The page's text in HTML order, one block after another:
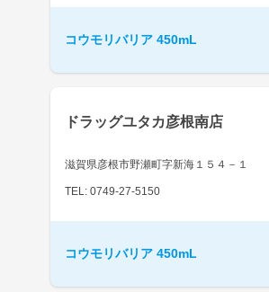
コウモリバリア 450mL
ドラッグユタカ彦根南店
滋賀県彦根市野瀬町字新海１５４－１
TEL: 0749-27-5150
コウモリバリア 450mL